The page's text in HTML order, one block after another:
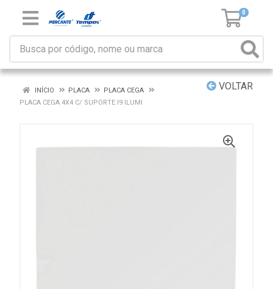
0
VOLTAR
INÍCIO PLACA
PLACA CEGA
PLACA CEGA 4X4 C/ SUPORTE I9 ILUMI